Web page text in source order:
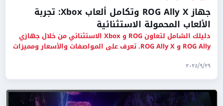
جهاز ROG Ally X وتكامل ألعاب Xbox: تجربة
الألعاب المحمولة الاستثنائية
دليلك الشامل لتعاون ROG و Xbox الاستثنائي من خلال جهازي
ROG Ally و ROG Ally X. تعرف على المواصفات والأسعار ومميزات
٢٩‏/٩‏/٢٠٢٥